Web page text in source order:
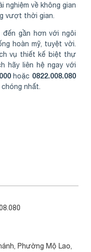
nghiệm về không gian
vượt thời gian.
đến gần hơn với ngôi
hoàn mỹ, tuyệt vời.
vụ thiết kế biệt thự
hãy liên hệ ngay với
hoặc 0822.008.080
nhất.
Phường Mộ Lao,